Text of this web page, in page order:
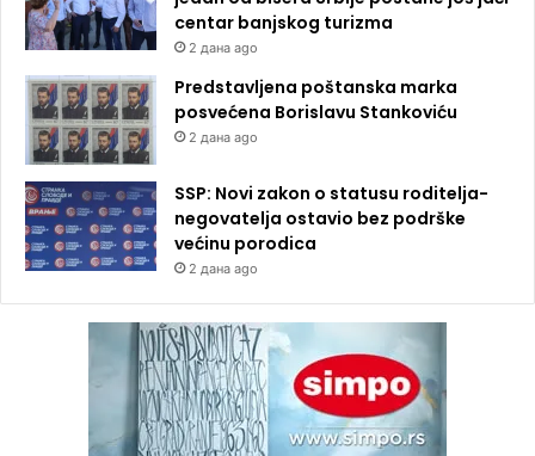
centar banjskog turizma
2 дана ago
Predstavljena poštanska marka
posvećena Borislavu Stankoviću
2 дана ago
SSP: Novi zakon o statusu roditelja-
negovatelja ostavio bez podrške
većinu porodica
2 дана ago